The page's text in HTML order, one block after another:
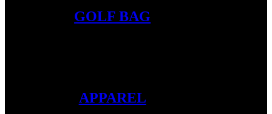
GOLF BAG
APPAREL